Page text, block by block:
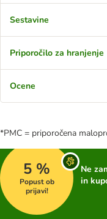
Sestavine
Priporočilo za hranjenje
Ocene
*PMC = priporočena
5 %
Popust ob
prijavi!
Ne
in